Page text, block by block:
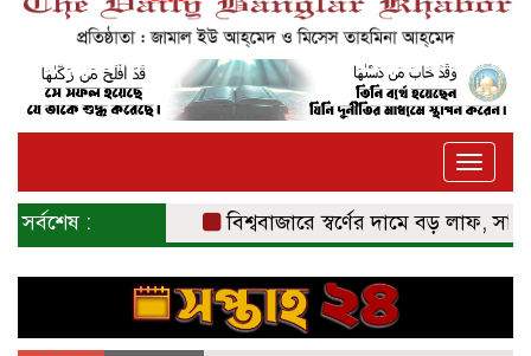
Toggle
সর্বশেষ : বিশ্ববাজারে স্বর্ণের দামে বড় লাফ, সাত